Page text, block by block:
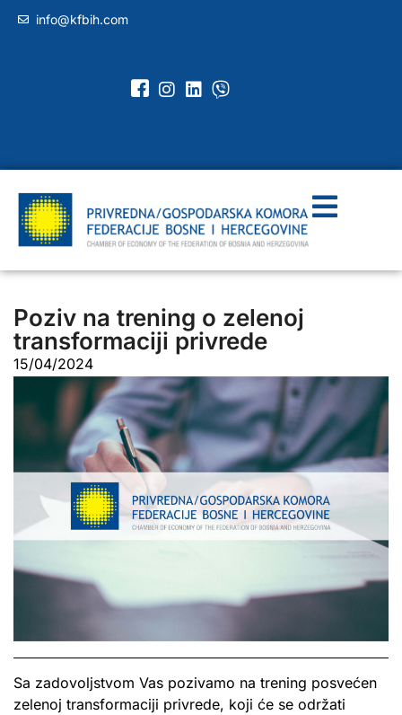
info@kfbih.com
Poziv na trening o zelenoj
transformaciji privrede
15/04/2024
Sa zadovoljstvom Vas pozivamo na trening posvećen
zelenoj transformaciji privrede, koji će se održati